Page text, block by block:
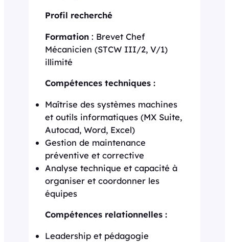
Profil recherché
Formation : Brevet Chef
Mécanicien (STCW III/2, V/1)
illimité
Compétences techniques :
Maîtrise des systèmes machines
et outils informatiques (MX Suite,
Autocad, Word, Excel)
Gestion de maintenance
préventive et corrective
Analyse technique et capacité à
organiser et coordonner les
équipes
Compétences relationnelles :
Leadership et pédagogie